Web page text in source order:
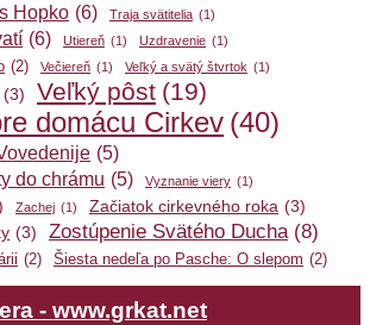
Hopko (6) Traja svätitelia (1)
(6) Utiereň (1) Uzdravenie (1)
(2) Večiereň (1) Veľký a svätý štvrtok (1)
(3) Veľký pôst (19)
domácu Cirkev (40)
(5)
do chrámu (5) Vyznanie viery (1)
Zachej (1) Začiatok cirkevného roka (3)
(3) Zostúpenie Svätého Ducha (8)
(2) Šiesta nedeľa po Pasche: O slepom (2)
- www.grkat.net